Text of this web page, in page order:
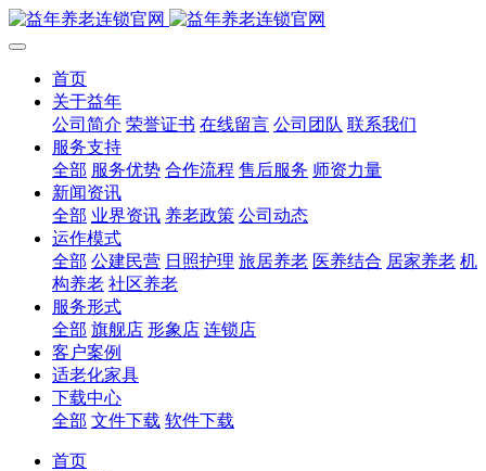
首页
关于益年
公司简介 荣誉证书 在线留言 公司团队 联系我们
服务支持
全部 服务优势 合作流程 售后服务 师资力量
新闻资讯
全部 业界资讯 养老政策 公司动态
运作模式
全部 公建民营 日照护理 旅居养老 医养结合 居家养老 机
构养老 社区养老
服务形式
全部 旗舰店 形象店 连锁店
客户案例
适老化家具
下载中心
全部 文件下载 软件下载
首页